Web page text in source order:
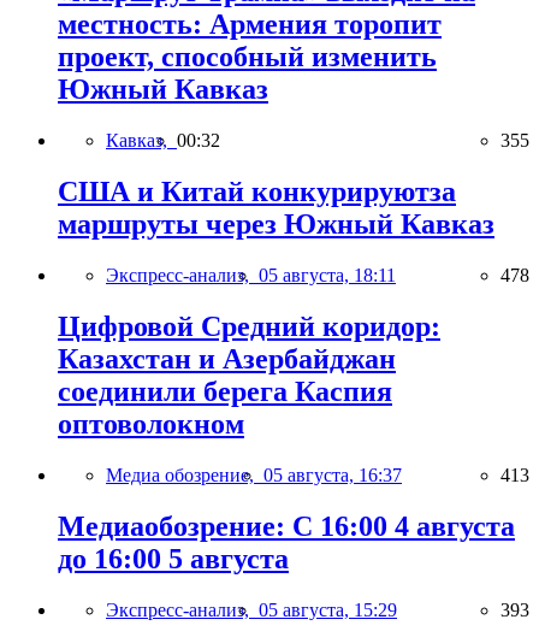
местность: Армения торопит
проект, способный изменить
Южный Кавказ
Кавказ, 00:32 355
США и Китай конкурируютза
маршруты через Южный Кавказ
Экспресс-анализ, 05 августа, 18:11 478
Цифровой Средний коридор:
Казахстан и Азербайджан
соединили берега Каспия
оптоволокном
Медиа обозрение, 05 августа, 16:37 413
Медиаобозрение: С 16:00 4 августа
до 16:00 5 августа
Экспресс-анализ, 05 августа, 15:29 393